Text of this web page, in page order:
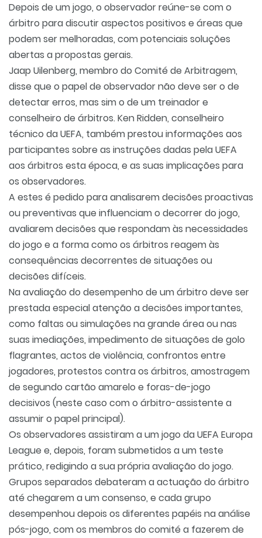
Depois de um jogo, o observador reúne-se com o
árbitro para discutir aspectos positivos e áreas que
podem ser melhoradas, com potenciais soluções
abertas a propostas gerais.
Jaap Uilenberg, membro do Comité de Arbitragem,
disse que o papel de observador não deve ser o de
detectar erros, mas sim o de um treinador e
conselheiro de árbitros. Ken Ridden, conselheiro
técnico da UEFA, também prestou informações aos
participantes sobre as instruções dadas pela UEFA
aos árbitros esta época, e as suas implicações para
os observadores.
A estes é pedido para analisarem decisões proactivas
ou preventivas que influenciam o decorrer do jogo,
avaliarem decisões que respondam às necessidades
do jogo e a forma como os árbitros reagem às
consequências decorrentes de situações ou
decisões difíceis.
Na avaliação do desempenho de um árbitro deve ser
prestada especial atenção a decisões importantes,
como faltas ou simulações na grande área ou nas
suas imediações, impedimento de situações de golo
flagrantes, actos de violência, confrontos entre
jogadores, protestos contra os árbitros, amostragem
de segundo cartão amarelo e foras-de-jogo
decisivos (neste caso com o árbitro-assistente a
assumir o papel principal).
Os observadores assistiram a um jogo da UEFA Europa
League e, depois, foram submetidos a um teste
prático, redigindo a sua própria avaliação do jogo.
Grupos separados debateram a actuação do árbitro
até chegarem a um consenso, e cada grupo
desempenhou depois os diferentes papéis na análise
pós-jogo, com os membros do comité a fazerem de